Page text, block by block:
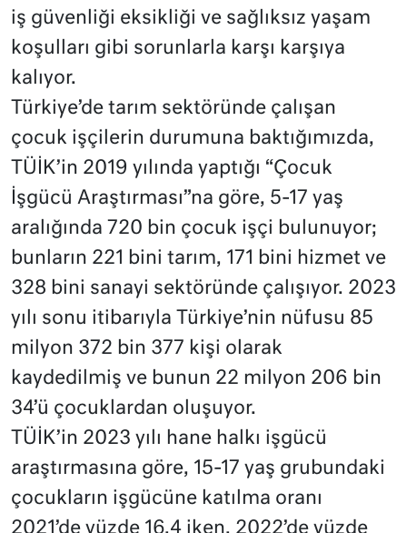
iş güvenliği eksikliği ve sağlıksız yaşam
koşulları gibi sorunlarla karşı karşıya
kalıyor.
Türkiye’de tarım sektöründe çalışan
çocuk işçilerin durumuna baktığımızda,
TÜİK’in 2019 yılında yaptığı “Çocuk
İşgücü Araştırması”na göre, 5-17 yaş
aralığında 720 bin çocuk işçi bulunuyor;
bunların 221 bini tarım, 171 bini hizmet ve
328 bini sanayi sektöründe çalışıyor. 2023
yılı sonu itibarıyla Türkiye’nin nüfusu 85
milyon 372 bin 377 kişi olarak
kaydedilmiş ve bunun 22 milyon 206 bin
34’ü çocuklardan oluşuyor.
TÜİK’in 2023 yılı hane halkı işgücü
araştırmasına göre, 15-17 yaş grubundaki
çocukların işgücüne katılma oranı